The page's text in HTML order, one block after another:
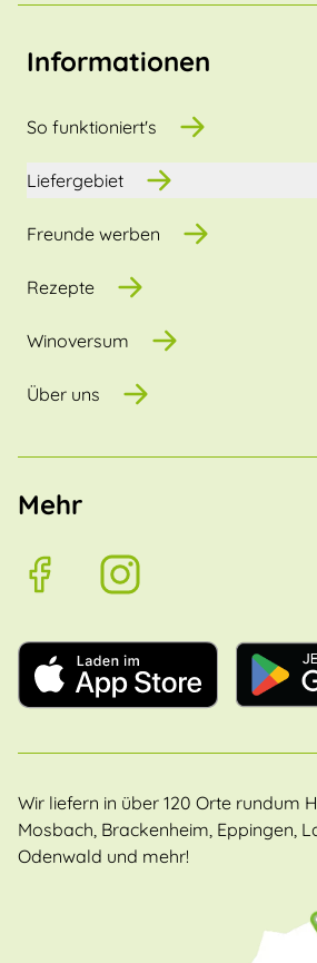
Informationen
So funktioniert's
Liefergebiet
Freunde werben
Rezepte
Winoversum
Über uns
Mehr
Wir liefern in über 120 Orte rundum
Mosbach, Brackenheim, Eppingen,
Odenwald und mehr!